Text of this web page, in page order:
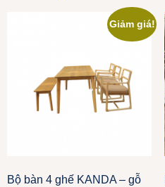
Giảm giá!
Bộ bàn 4 ghế KANDA – gỗ